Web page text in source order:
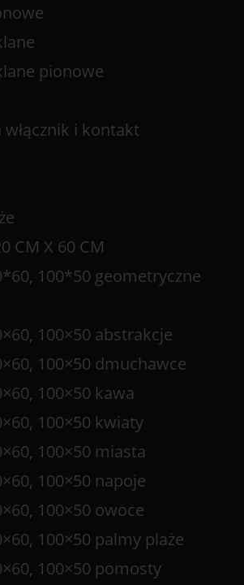
pionowe
włącznik i kontakt
CM X 60 CM
100*50 geometryczne
100×50 abstrakcje
100×50 dmuchawce
100×50 kawa
100×50 kwiaty
100×50 miasta
100×50 napoje
100×50 owoce
100×50 palmy plaże
100×50 pomosty